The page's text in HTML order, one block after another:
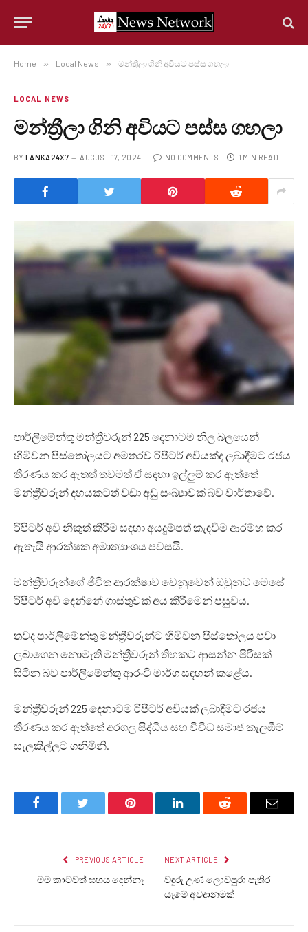
Home » Local News » මන්ත්‍රීලා ගිනි අවියට පස්ස ගහලා
LOCAL NEWS
මන්ත්‍රීලා ගිනි අවියට පස්ස ගහලා
BY LANKA24X7 AUGUST 17, 2024 NO COMMENTS 1 MIN READ
පාර්ලිමේන්තු මන්ත්‍රීවරුන් 225 දෙනාටම නිල බලයෙන්
හිමිවන පිස්තෝලයට අමතරව රිපීටර් අවියක්ද ලබාදීමට රජය
තීරණය කර ඇතත් තවමත් ඒ සඳහා ඉල්ලුම් කර ඇත්තේ
මන්ත්‍රීවරුන් දහයකටත් වඩා අඩු සංඛ්‍යාවක් බව වාර්තාවේ.
රිපිටර් අවි නිකුත් කිරීම සඳහා අයදුම්පත් කැඳවීම ආරම්භ කර
ඇතැයි ආරක්ෂක අමාත්‍යාංශය පවසයි.
මන්ත්‍රීවරුන්ගේ ජීවිත ආරක්ෂාව වෙනුවෙන් ඔවුනට මෙසේ
රිපීටර් අවි දෙන්නේ ගාස්තුවක් අය කිරීමෙන් පසුවය.
තවද පාර්ලිමේන්තු මන්ත්‍රීවරුන්ට හිමිවන පිස්තෝලය පවා
ලබාගෙන නොමැති මන්ත්‍රීවරුන් තිහකට ආසන්න පිරිසක්
සිටින බව පාර්ලිමේන්තු ආරංචි මාර්ග සඳහන් කළේය.
මන්ත්‍රීවරුන් 225 දෙනාටම රිපීටර් අවියක් ලබාදීමට රජය
තීරණය කර ඇත්තේ අරගල සිද්ධිය සහ විවිධ සමාජ කැලඹීම්
සැලකිල්ලට ගනිමිනි.
FacebookTwitter Pinterest LinkedInReddit Email
PREVIOUS ARTICLE
මම කාටවත් සහය දෙන්නෑ
NEXT ARTICLE
වඳුරු උණ ලොවපුරා පැතිර
යෑමේ අවදානමක්